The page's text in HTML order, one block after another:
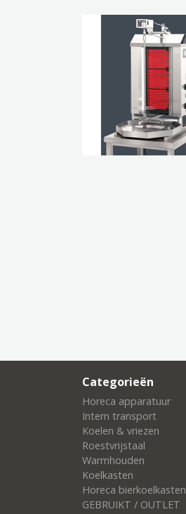
Categorieën
Horeca apparatuur
Intern transport
Koelen & vriezen
Roestvrijstaal
Warmhouden
Koelkasten
Horeca bierkoelkasten
GEBRUIKT / OUTLET